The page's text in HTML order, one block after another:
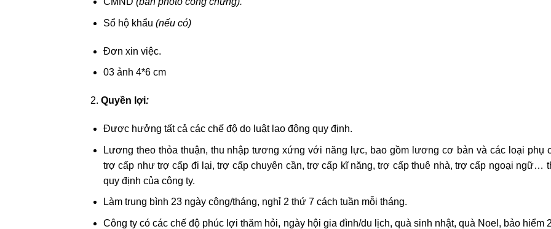
Sổ hộ khẩu (nếu có)
Đơn xin việc.
03 ảnh 4*6 cm
2. Quyền lợi:
Được hưởng tất cả các chế độ do luật lao động quy định.
Lương theo thỏa thuận, thu nhập tương xứng với năng lực, bao gồm lương cơ bản và các loại phụ
trợ cấp như trợ cấp đi lại, trợ cấp chuyên cần, trợ cấp kĩ năng, trợ cấp thuê nhà, trợ cấp ngoại ngữ…
quy định của công ty.
Làm trung bình 23 ngày công/tháng, nghỉ 2 thứ 7 cách tuần mỗi tháng.
Công ty có các chế độ phúc lợi thăm hỏi, ngày hội gia đình/du lịch, quà sinh nhật, quà Noel, bảo hiểm